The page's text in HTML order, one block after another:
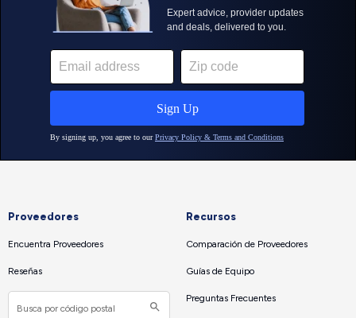
Proveedores
Encuentra Proveedores
Reseñas
Recursos
Comparación de Proveedores
Guías de Equipo
Preguntas Frecuentes